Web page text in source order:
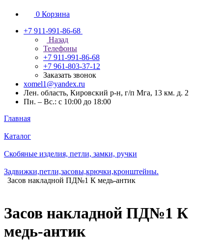
0 Корзина
+7 911-991-86-68
Назад
Телефоны
+7 911-991-86-68
+7 961-803-37-12
Заказать звонок
xomel1@yandex.ru
Лен. область, Кировский р-н, г/п Мга, 13 км. д. 2
Пн. – Вс.: с 10:00 до 18:00
Главная
Каталог
Скобяные изделия, петли, замки, ручки
Задвижки,петли,засовы,крючки,кронштейны.
Засов накладной ПД№1 К медь-антик
Засов накладной ПД№1 К
медь-антик